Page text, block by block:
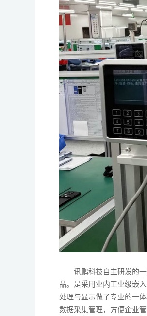
讯鹏科技自主研发的
品。是采用业内工业级嵌
处理与显示做了专业的一
数据采集管理，方便企业